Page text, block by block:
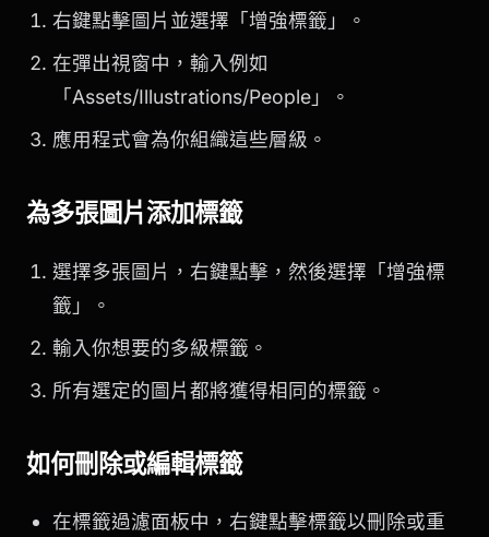
右鍵點擊圖片並選擇「增強標籤」。
在彈出視窗中，輸入例如
「Assets/Illustrations/People」。
應用程式會為你組織這些層級。
為多張圖片添加標籤
選擇多張圖片，右鍵點擊，然後選擇「增強標
籤」。
輸入你想要的多級標籤。
所有選定的圖片都將獲得相同的標籤。
如何刪除或編輯標籤
在標籤過濾面板中，右鍵點擊標籤以刪除或重